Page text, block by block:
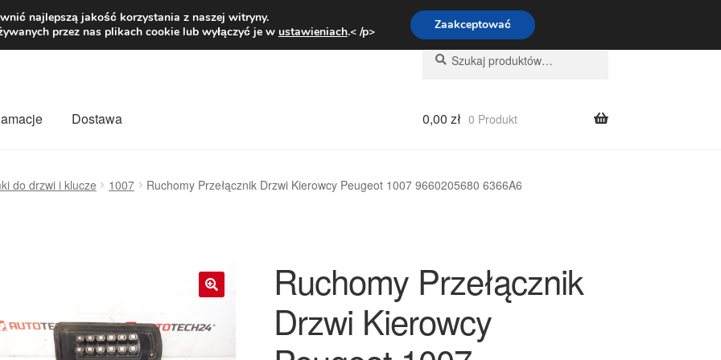
zł Pn.-pt. 9:00-16:00800 003 167
Szukaj:
Szukaj
Dostawa 0,00 zł 0 Produkt
do drzwi i klucze 1007 Ruchomy Przełącznik Drzwi Kierowcy Peugeot 1007 9660205680 6366A6
Ruchomy Przełącznik
Drzwi Kierowcy
najlepszą jakość korzystania z naszej witryny.
przez nas plikach cookie lub wyłączyć je w ustawieniach.< /p> Zaakceptować